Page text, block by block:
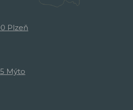
Plzeň
Mýto